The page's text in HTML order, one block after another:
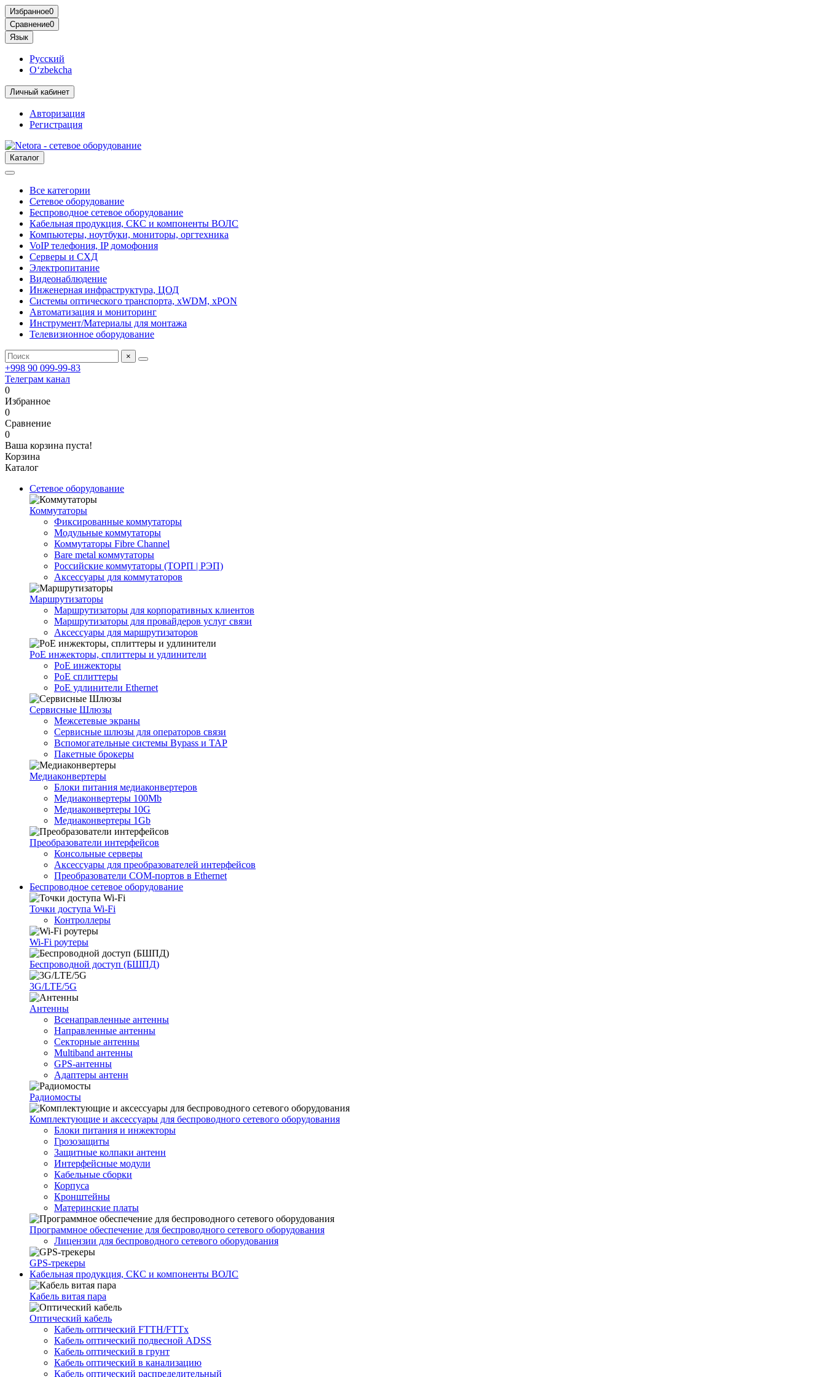
Избранное0
Сравнение0
Язык
Русский
O‘zbekcha
Личный кабинет
Авторизация
Регистрация
Каталог
Все категории
Сетевое оборудование
Беспроводное сетевое оборудование
Кабельная продукция, СКС и компоненты ВОЛС
Компьютеры, ноутбуки, мониторы, оргтехника
VoIP телефония, IP домофония
Серверы и СХД
Электропитание
Видеонаблюдение
Инженерная инфраструктура, ЦОД
Системы оптического транспорта, xWDM, xPON
Автоматизация и мониторинг
Инструмент/Материалы для монтажа
Телевизионное оборудование
×
+998 90 099-99-83
Телеграм канал
0
Избранное
0
Сравнение
0
Ваша корзина пуста!
Корзина
Каталог
Сетевое оборудование
Коммутаторы
Фиксированные коммутаторы
Модульные коммутаторы
Коммутаторы Fibre Channel
Bare metal коммутаторы
Российские коммутаторы (ТОРП | РЭП)
Аксессуары для коммутаторов
Маршрутизаторы
Маршрутизаторы для корпоративных клиентов
Маршрутизаторы для провайдеров услуг связи
Аксессуары для маршрутизаторов
PoE инжекторы, сплиттеры и удлинители
PoE инжекторы
PoE сплиттеры
PoE удлинители Ethernet
Сервисные Шлюзы
Межсетевые экраны
Сервисные шлюзы для операторов связи
Вспомогательные системы Bypass и TAP
Пакетные брокеры
Медиаконвертеры
Блоки питания медиаконвертеров
Медиаконвертеры 100Mb
Медиаконвертеры 10G
Медиаконвертеры 1Gb
Преобразователи интерфейсов
Консольные серверы
Аксессуары для преобразователей интерфейсов
Преобразователи COM-портов в Ethernet
Беспроводное сетевое оборудование
Точки доступа Wi-Fi
Контроллеры
Wi-Fi роутеры
Беспроводной доступ (БШПД)
3G/LTE/5G
Антенны
Всенаправленные антенны
Направленные антенны
Секторные антенны
Multiband антенны
GPS-антенны
Адаптеры антенн
Радиомосты
Комплектующие и аксессуары для беспроводного сетевого оборудования
Блоки питания и инжекторы
Грозозащиты
Защитные колпаки антенн
Интерфейсные модули
Кабельные сборки
Корпуса
Кронштейны
Материнские платы
Программное обеспечение для беспроводного сетевого оборудования
Лицензии для беспроводного сетевого оборудования
GPS-трекеры
Кабельная продукция, СКС и компоненты ВОЛС
Кабель витая пара
Оптический кабель
Кабель оптический FTTH/FTTx
Кабель оптический подвесной ADSS
Кабель оптический в грунт
Кабель оптический в канализацию
Кабель оптический распределительный